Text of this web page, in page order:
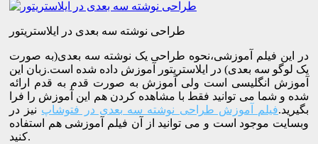
طراحی نوشته سه بعدی در ایلاستریتور
در این فیلم آموزشی،نحوه طراحی یک نوشته سه بعدی(به صورت
یک لوگو سه بعدی) در ایلاستریتور آموزش داده شده است.زبان این
آموزش انگلیسی است ولی آموزش به صورت قدم به قدم ارائه
شده و شما می توانید فقط با مشاهده کردن هم این آموزش را فرا
بگیرید.فیلم آموزش طراحی نوشته سه بعدی در فتوشاپ نیز در
وبسایت موجود است و می توانید از آن فیلم آموزشی هم استفاده
کنید.